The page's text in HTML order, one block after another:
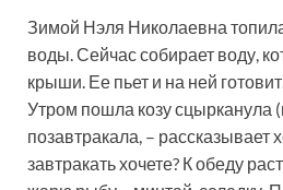
Зимой Нэля Николаевна
воды. Сейчас собирает воду,
крыши. Ее пьет и на ней
Утром пошла козу сцырканула
позавтракала, – рассказывает
завтракать хочете? К обеду